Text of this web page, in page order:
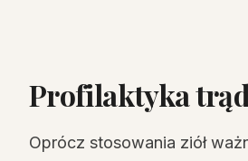
Profilaktyka
Oprócz stosowania ziół